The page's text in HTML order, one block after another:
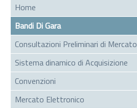
Home
Bandi Di Gara
Consultazioni Preliminari di Mercato
Sistema dinamico di Acquisizione
Convenzioni
Mercato Elettronico